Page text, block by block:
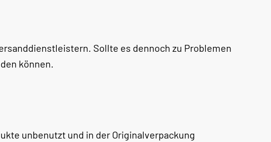
Sollte es dennoch zu Problemen
können.
unbenutzt und in der Originalverpackung